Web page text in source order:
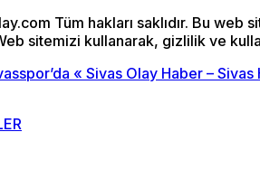
Tüm hakları saklıdır. Bu
sitemizi kullanarak, gizlilik ve